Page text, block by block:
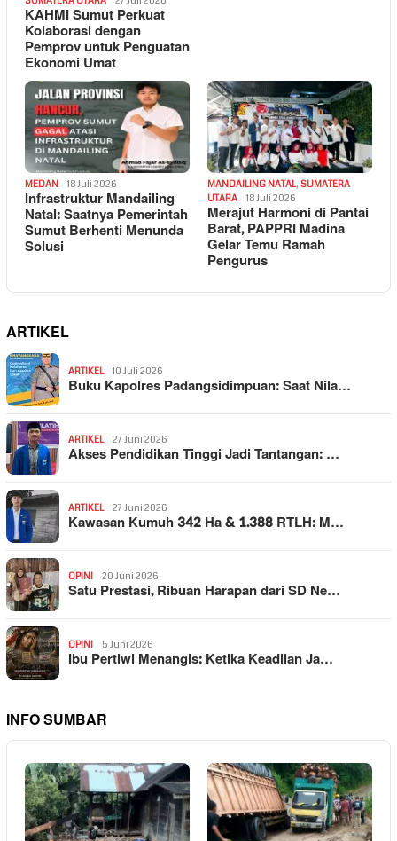
KAHMI Sumut Perkuat
Kolaborasi dengan
Pemprov untuk Penguatan
Ekonomi Umat
MEDAN 18 Juli 2026
Infrastruktur Mandailing
Natal: Saatnya Pemerintah
Sumut Berhenti Menunda
Solusi
MANDAILING NATAL, SUMATERA
UTARA
18 Juli 2026
Merajut Harmoni di Pantai
Barat, PAPPRI Madina
Gelar Temu Ramah
Pengurus
ARTIKEL
ARTIKEL 10 Juli 2026
Buku Kapolres Padangsidimpuan: Saat Nila…
ARTIKEL 27 Juni 2026
Akses Pendidikan Tinggi Jadi Tantangan: …
ARTIKEL 27 Juni 2026
Kawasan Kumuh 342 Ha & 1.388 RTLH: M…
OPINI 20 Juni 2026
Satu Prestasi, Ribuan Harapan dari SD Ne…
OPINI 5 Juni 2026
Ibu Pertiwi Menangis: Ketika Keadilan Ja…
INFO SUMBAR